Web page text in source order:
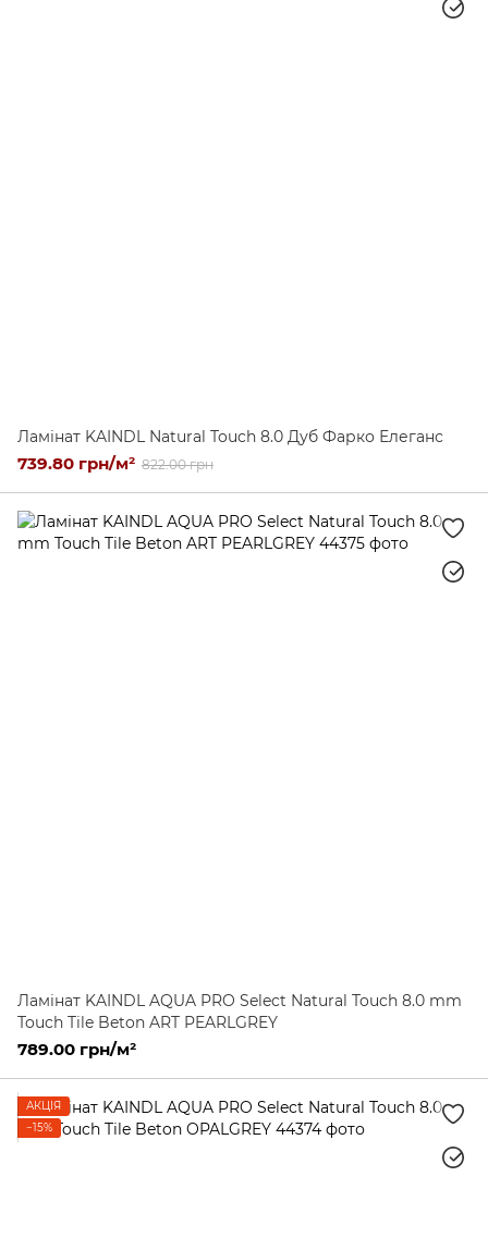
Ламінат KAINDL Natural Touch 8.0 Дуб Фарко Елеганс
739.80 грн/м² 822.00 грн
Ламінат KAINDL AQUA PRO Select Natural Touch 8.0 mm
Touch Tile Beton ART PEARLGREY
789.00 грн/м²
АКЦІЯ
−15%